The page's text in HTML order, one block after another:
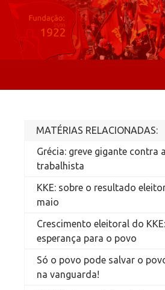
MATÉRIAS RELACIONADAS:
Grécia: greve gigante contra
trabalhista
KKE: sobre o resultado
maio
Crescimento eleitoral do
esperança para o povo
Só o povo pode salvar o
na vanguarda!